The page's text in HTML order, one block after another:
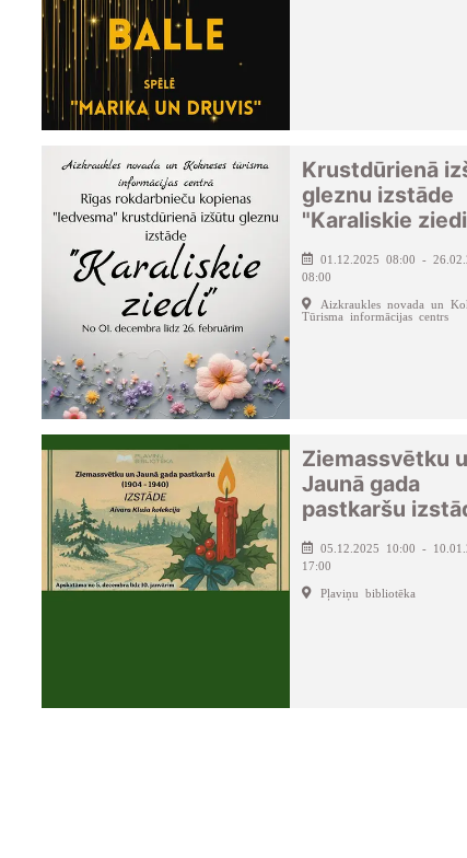
Krustdūrienā
gleznu izstāde
"Karaliskie
01.12.2025 08:00 -
08:00
Aizkraukles novada un
Tūrisma informācijas centrs
Ziemassvētku
Jaunā gada
pastkaršu
05.12.2025 10:00 -
17:00
Pļaviņu bibliotēka